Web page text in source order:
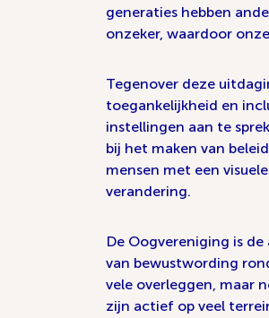
generaties hebben
onzeker, waardoor
Tegenover deze
toegankelijkheid en
instellingen aan te
bij het maken van
mensen met een
verandering.
De Oogvereniging is
van bewustwording
vele overleggen, maar
zijn actief op veel